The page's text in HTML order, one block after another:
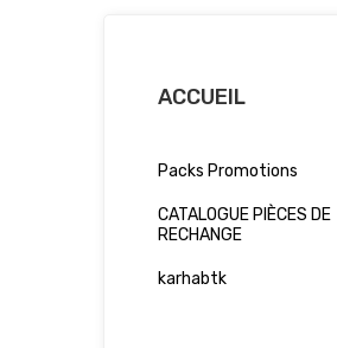
ACCUEIL
Packs Promotions
CATALOGUE PIÈCES DE
RECHANGE
karhabtk